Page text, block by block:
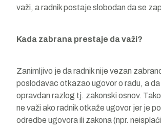
važi, a radnik postaje slobodan da se
Kada zabrana prestaje da važi?
Zanimljivo je da radnik nije vezan
poslodavac otkazao ugovor o radu, a
opravdan razlog tj. zakonski osnov.
ne važi ako radnik otkaže ugovor jer je
odredbe ugovora ili zakona (npr.